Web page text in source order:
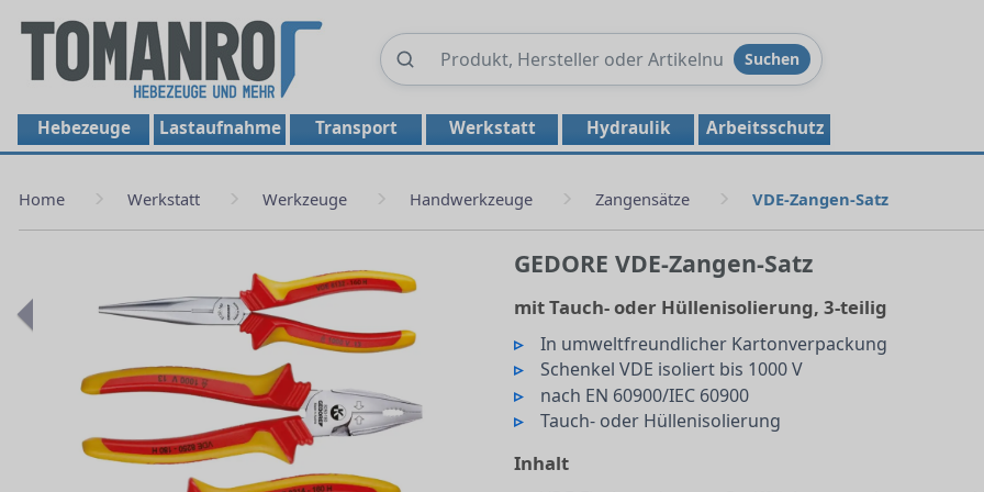
Produkte
Suchen
Hebezeuge Lastaufnahme Transport Werkstatt Hydraulik Arbeitsschutz
Home Werkstatt Werkzeuge Handwerkzeuge Zangensätze VDE-Zangen-Satz
GEDORE VDE-Zangen-Satz
mit Tauch- oder Hüllenisolierung, 3-teilig
In umweltfreundlicher Kartonverpackung
Schenkel VDE isoliert bis 1000 V
nach EN 60900/IEC 60900
Tauch- oder Hüllenisolierung
Inhalt